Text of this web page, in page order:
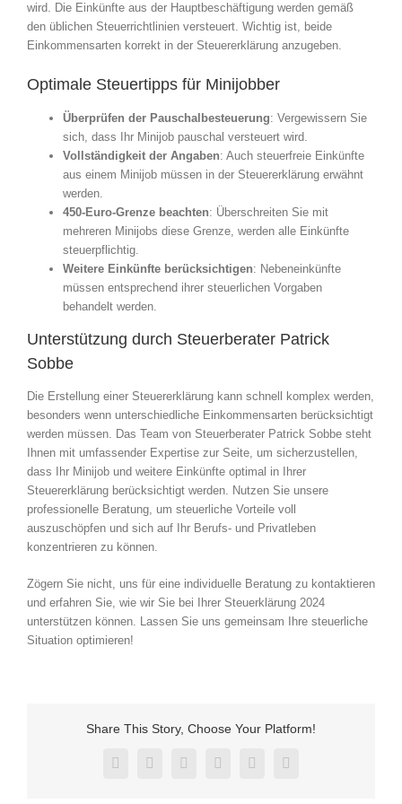
wird. Die Einkünfte aus der Hauptbeschäftigung werden gemäß
den üblichen Steuerrichtlinien versteuert. Wichtig ist, beide
Einkommensarten korrekt in der Steuererklärung anzugeben.
Optimale Steuertipps für Minijobber
Überprüfen der Pauschalbesteuerung: Vergewissern Sie
sich, dass Ihr Minijob pauschal versteuert wird.
Vollständigkeit der Angaben: Auch steuerfreie Einkünfte
aus einem Minijob müssen in der Steuererklärung erwähnt
werden.
450-Euro-Grenze beachten: Überschreiten Sie mit
mehreren Minijobs diese Grenze, werden alle Einkünfte
steuerpflichtig.
Weitere Einkünfte berücksichtigen: Nebeneinkünfte
müssen entsprechend ihrer steuerlichen Vorgaben
behandelt werden.
Unterstützung durch Steuerberater Patrick
Sobbe
Die Erstellung einer Steuererklärung kann schnell komplex werden,
besonders wenn unterschiedliche Einkommensarten berücksichtigt
werden müssen. Das Team von Steuerberater Patrick Sobbe steht
Ihnen mit umfassender Expertise zur Seite, um sicherzustellen,
dass Ihr Minijob und weitere Einkünfte optimal in Ihrer
Steuererklärung berücksichtigt werden. Nutzen Sie unsere
professionelle Beratung, um steuerliche Vorteile voll
auszuschöpfen und sich auf Ihr Berufs- und Privatleben
konzentrieren zu können.
Zögern Sie nicht, uns für eine individuelle Beratung zu kontaktieren
und erfahren Sie, wie wir Sie bei Ihrer Steuerklärung 2024
unterstützen können. Lassen Sie uns gemeinsam Ihre steuerliche
Situation optimieren!
Share This Story, Choose Your Platform!
Facebook
X RedditLinkedInPinterestVk